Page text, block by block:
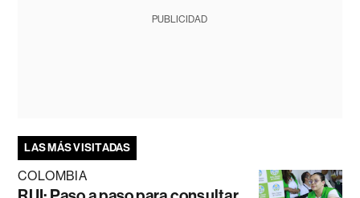
PUBLICIDAD
LAS MÁS VISITADAS
COLOMBIA